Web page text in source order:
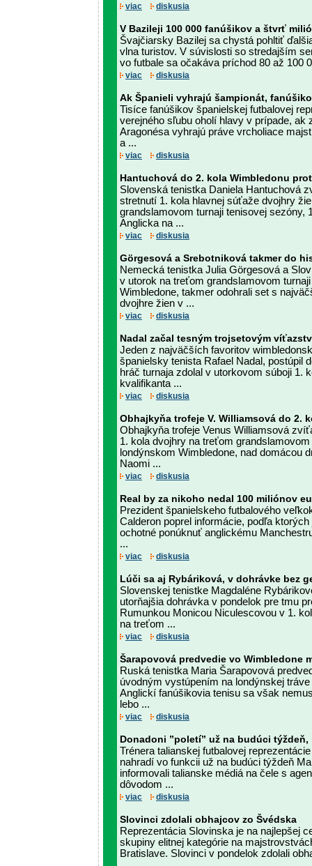
viac diskusia
V Bazileji 100 000 fanúšikov a štvrť
Švajčiarsky Bazilej sa chystá pohltiť
vlna turistov. V súvislosti so stredajším
vo futbale sa očakáva príchod 80 až 100
viac diskusia
Ak Španieli vyhrajú šampionát,
Tisíce fanúšikov španielskej futbalovej
verejného sľubu oholí hlavy v prípade, ak
Aragonésa vyhrajú práve vrcholiace
a ...
viac diskusia
Hantuchová do 2. kola Wimbledonu
Slovenská tenistka Daniela Hantuchová
stretnutí 1. kola hlavnej súťaže dvojhry
grandslamovom turnaji tenisovej sezóny,
Anglicka na ...
viac diskusia
Görgesová a Srebotniková takmer do
Nemecká tenistka Julia Görgesová a
v utorok na treťom grandslamovom
Wimbledone, takmer odohrali set s
dvojhre žien v ...
viac diskusia
Nadal začal tesným trojsetovým
Jeden z najväčších favoritov
španielsky tenista Rafael Nadal, postúpil
hráč turnaja zdolal v utorkovom súboji 1.
kvalifikanta ...
viac diskusia
Obhajkyňa trofeje V. Williamsová do 2.
Obhajkyňa trofeje Venus Williamsová
1. kola dvojhry na treťom
londýnskom Wimbledone, nad domácou
Naomi ...
viac diskusia
Real by za nikoho nedal 100 miliónov
Prezident španielskeho futbalového
Calderon poprel informácie, podľa
ochotné ponúknuť anglickému
...
viac diskusia
Lúči sa aj Rybáriková, v dohrávke bez
Slovenskej tenistke Magdaléne
utorňajšia dohrávka v pondelok pre tmu
Rumunkou Monicou Niculescovou v 1.
na treťom ...
viac diskusia
Šarapovová predvedie vo Wimbledone
Ruská tenistka Maria Šarapovová
úvodným vystúpením na londýnskej
Anglickí fanúšikovia tenisu sa však
lebo ...
viac diskusia
Donadoni ”poletí” už na budúci
Trénera talianskej futbalovej
nahradí vo funkcii už na budúci týždeň
informovali talianske médiá na čele s
dôvodom ...
viac diskusia
Slovinci zdolali obhajcov zo Švédska
Reprezentácia Slovinska je na najlepšej
skupiny elitnej kategórie na
Bratislave. Slovinci v pondelok zdolali